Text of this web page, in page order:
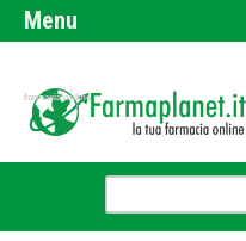
farmacia online
Menu